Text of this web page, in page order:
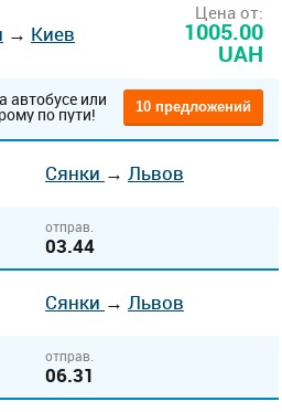
→ Киев
Цена от:
1005.00
UAH
автобусе или
по пути! 10 предложений
Сянки → Львов
отправ.
03.44
Сянки → Львов
отправ.
06.31